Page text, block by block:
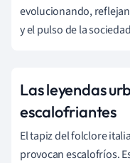
evolucionando,
y el pulso de la
Las leyendas
escalofriantes
El tapiz del folclore
provocan escalofríos.